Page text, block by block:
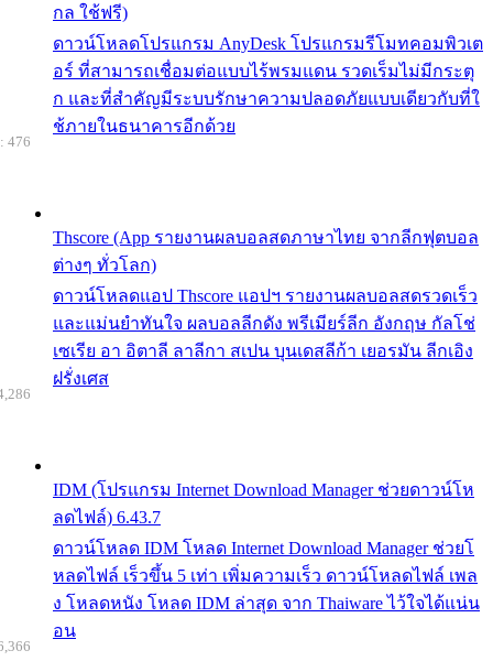
กล ใช้ฟรี)
ดาวน์โหลดโปรแกรม AnyDesk โปรแกรมรีโมทคอมพิวเต
อร์ ที่สามารถเชื่อมต่อแบบไร้พรมแดน รวดเร็มไม่มีกระตุ
ก และที่สำคัญมีระบบรักษาความปลอดภัยแบบเดียวกับที่ใ
ช้ภายในธนาคารอีกด้วย
Thscore (App รายงานผลบอลสดภาษาไทย จากลีกฟุตบอล
ต่างๆ ทั่วโลก)
ดาวน์โหลดแอป Thscore แอปฯ รายงานผลบอลสดรวดเร็ว
และแม่นยำทันใจ ผลบอลลีกดัง พรีเมียร์ลีก อังกฤษ กัลโช่
เซเรีย อา อิตาลี ลาลีกา สเปน บุนเดสลีก้า เยอรมัน ลีกเอิง
ฝรั่งเศส
476
IDM (โปรแกรม Internet Download Manager ช่วยดาวน์โห
ลดไฟล์) 6.43.7
ดาวน์โหลด IDM โหลด Internet Download Manager ช่วยโ
หลดไฟล์ เร็วขึ้น 5 เท่า เพิ่มความเร็ว ดาวน์โหลดไฟล์ เพล
ง โหลดหนัง โหลด IDM ล่าสุด จาก Thaiware ไว้ใจได้แน่น
อน